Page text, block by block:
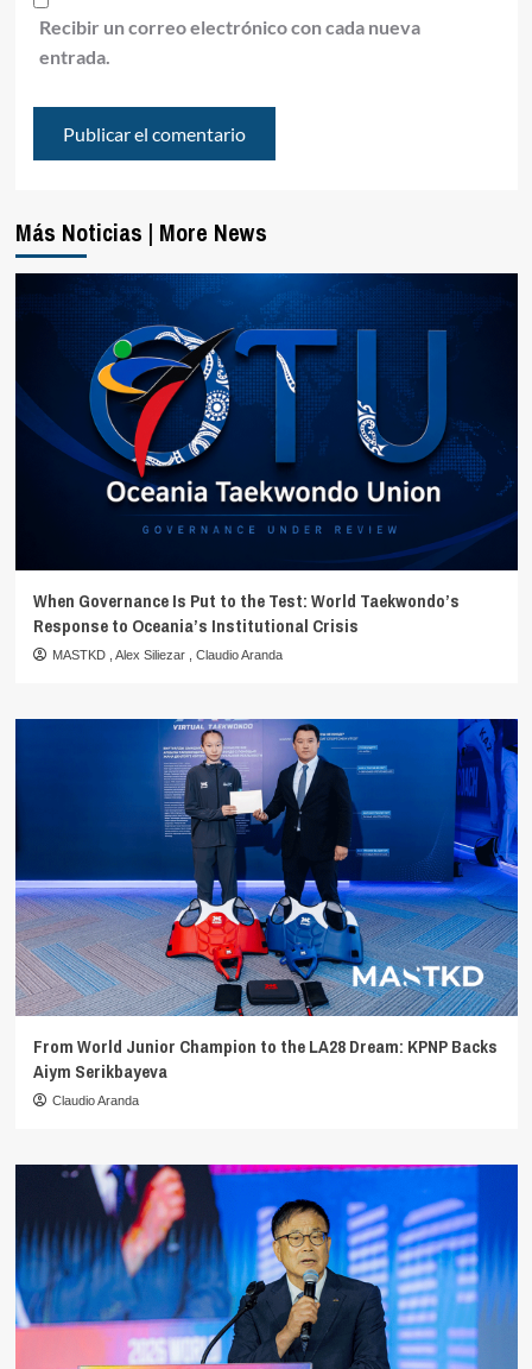
Recibir un correo electrónico con cada nueva
entrada.
Más Noticias | More News
When Governance Is Put to the Test: World Taekwondo’s
Response to Oceania’s Institutional Crisis
MASTKD , Alex Siliezar , Claudio Aranda
From World Junior Champion to the LA28 Dream: KPNP Backs
Aiym Serikbayeva
Claudio Aranda